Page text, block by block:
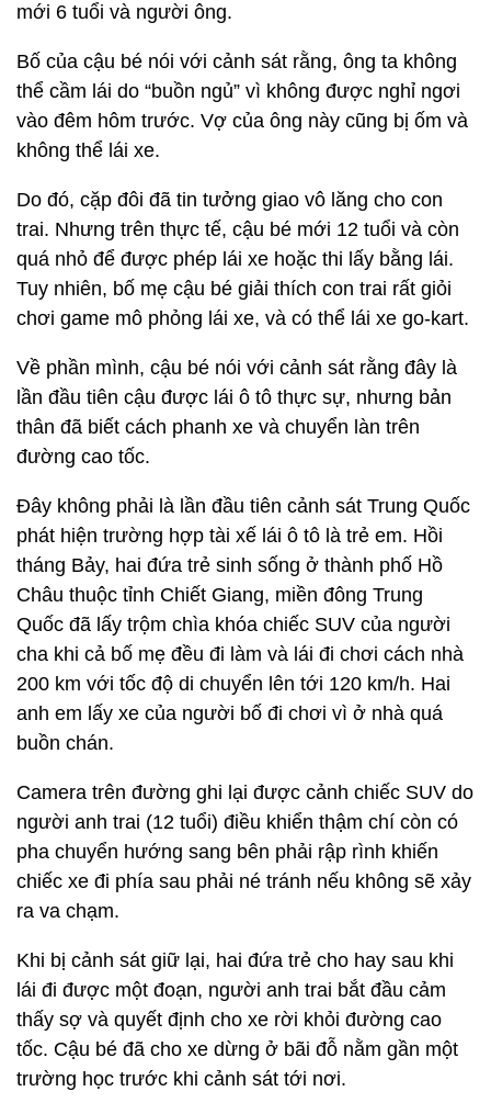
mới 6 tuổi và người ông.
Bố của cậu bé nói với cảnh sát rằng, ông ta không
thể cầm lái do “buồn ngủ” vì không được nghỉ ngơi
vào đêm hôm trước. Vợ của ông này cũng bị ốm và
không thể lái xe.
Do đó, cặp đôi đã tin tưởng giao vô lăng cho con
trai. Nhưng trên thực tế, cậu bé mới 12 tuổi và còn
quá nhỏ để được phép lái xe hoặc thi lấy bằng lái.
Tuy nhiên, bố mẹ cậu bé giải thích con trai rất giỏi
chơi game mô phỏng lái xe, và có thể lái xe go-kart.
Về phần mình, cậu bé nói với cảnh sát rằng đây là
lần đầu tiên cậu được lái ô tô thực sự, nhưng bản
thân đã biết cách phanh xe và chuyển làn trên
đường cao tốc.
Đây không phải là lần đầu tiên cảnh sát Trung Quốc
phát hiện trường hợp tài xế lái ô tô là trẻ em. Hồi
tháng Bảy, hai đứa trẻ sinh sống ở thành phố Hồ
Châu thuộc tỉnh Chiết Giang, miền đông Trung
Quốc đã lấy trộm chìa khóa chiếc SUV của người
cha khi cả bố mẹ đều đi làm và lái đi chơi cách nhà
200 km với tốc độ di chuyển lên tới 120 km/h. Hai
anh em lấy xe của người bố đi chơi vì ở nhà quá
buồn chán.
Camera trên đường ghi lại được cảnh chiếc SUV do
người anh trai (12 tuổi) điều khiển thậm chí còn có
pha chuyển hướng sang bên phải rập rình khiến
chiếc xe đi phía sau phải né tránh nếu không sẽ xảy
ra va chạm.
Khi bị cảnh sát giữ lại, hai đứa trẻ cho hay sau khi
lái đi được một đoạn, người anh trai bắt đầu cảm
thấy sợ và quyết định cho xe rời khỏi đường cao
tốc. Cậu bé đã cho xe dừng ở bãi đỗ nằm gần một
trường học trước khi cảnh sát tới nơi.